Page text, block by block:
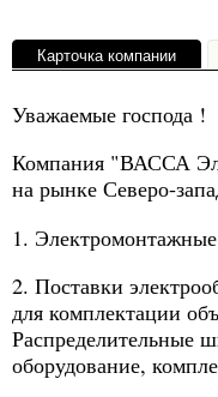
Карточка компании
Уважаемые господа !
Компания "ВАССА
на рынке Северо-
1.
2. Поставки
для комплектации
Распределительные
оборудование,